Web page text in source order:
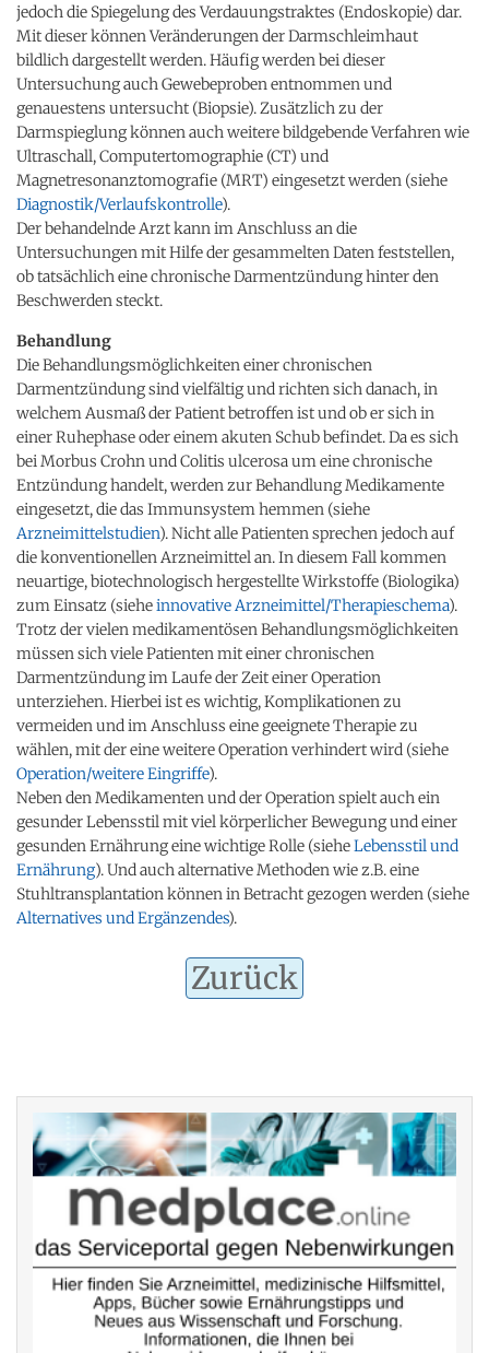
jedoch die Spiegelung des Verdauungstraktes (Endoskopie) dar.
Mit dieser können Veränderungen der Darmschleimhaut
bildlich dargestellt werden. Häufig werden bei dieser
Untersuchung auch Gewebeproben entnommen und
genauestens untersucht (Biopsie). Zusätzlich zu der
Darmspieglung können auch weitere bildgebende Verfahren wie
Ultraschall, Computertomographie (CT) und
Magnetresonanztomografie (MRT) eingesetzt werden (siehe
Diagnostik/Verlaufskontrolle).
Der behandelnde Arzt kann im Anschluss an die
Untersuchungen mit Hilfe der gesammelten Daten feststellen,
ob tatsächlich eine chronische Darmentzündung hinter den
Beschwerden steckt.
Behandlung
Die Behandlungsmöglichkeiten einer chronischen
Darmentzündung sind vielfältig und richten sich danach, in
welchem Ausmaß der Patient betroffen ist und ob er sich in
einer Ruhephase oder einem akuten Schub befindet. Da es sich
bei Morbus Crohn und Colitis ulcerosa um eine chronische
Entzündung handelt, werden zur Behandlung Medikamente
eingesetzt, die das Immunsystem hemmen (siehe
Arzneimittelstudien). Nicht alle Patienten sprechen jedoch auf
die konventionellen Arzneimittel an. In diesem Fall kommen
neuartige, biotechnologisch hergestellte Wirkstoffe (Biologika)
zum Einsatz (sieheinnovative Arzneimittel/Therapieschema).
Trotz der vielen medikamentösen Behandlungsmöglichkeiten
müssen sich viele Patienten mit einer chronischen
Darmentzündung im Laufe der Zeit einer Operation
unterziehen. Hierbei ist es wichtig, Komplikationen zu
vermeiden und im Anschluss eine geeignete Therapie zu
wählen, mit der eine weitere Operation verhindert wird (siehe
Operation/weitere Eingriffe).
Neben den Medikamenten und der Operation spielt auch ein
gesunder Lebensstil mit viel körperlicher Bewegung und einer
gesunden Ernährung eine wichtige Rolle (sieheLebensstil und
Ernährung). Und auch alternative Methoden wie z.B. eine
Stuhltransplantation können in Betracht gezogen werden (siehe
Alternatives und Ergänzendes).
Zurück